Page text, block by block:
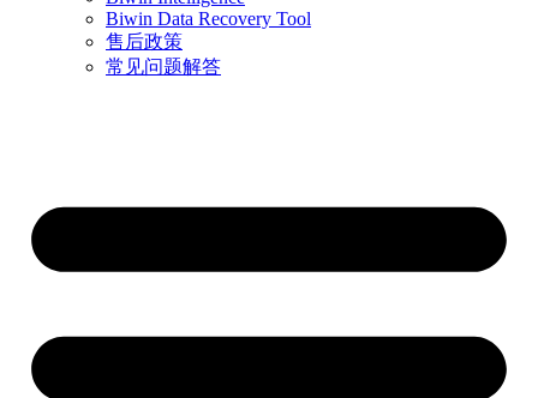
Biwin Data Recovery Tool
售后政策
常见问题解答